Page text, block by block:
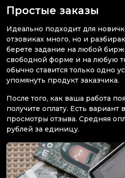
Простые заказы
Идеально подходит для
отзовиках много, но и
берете задание на любой
свободной форме и на любую
обычно ставится только одно
упомянуть продукт заказчика.
После того, как ваша работа
получите оплату. Есть вариант
просмотры отзыва. Средняя
рублей за единицу.